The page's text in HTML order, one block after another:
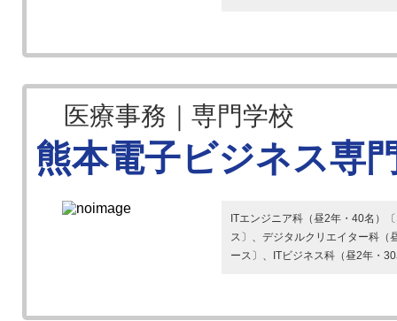
医療事務｜専門学校
熊本電子ビジネス専
ITエンジニア科（昼2年・40名）
ス〕、デジタルクリエイター科（
ース〕、ITビジネス科（昼2年・